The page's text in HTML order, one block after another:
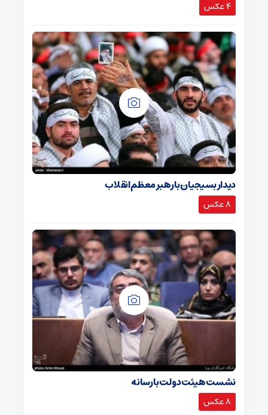
4 عکس
دیدار بسیجیان با رهبر معظم انقلاب
8 عکس
نشست هیئت دولت با رسانه
8 عکس